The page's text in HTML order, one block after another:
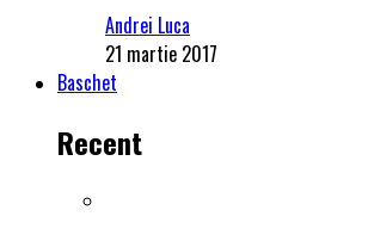
Andrei Luca
21 martie 2017
Baschet
Recent